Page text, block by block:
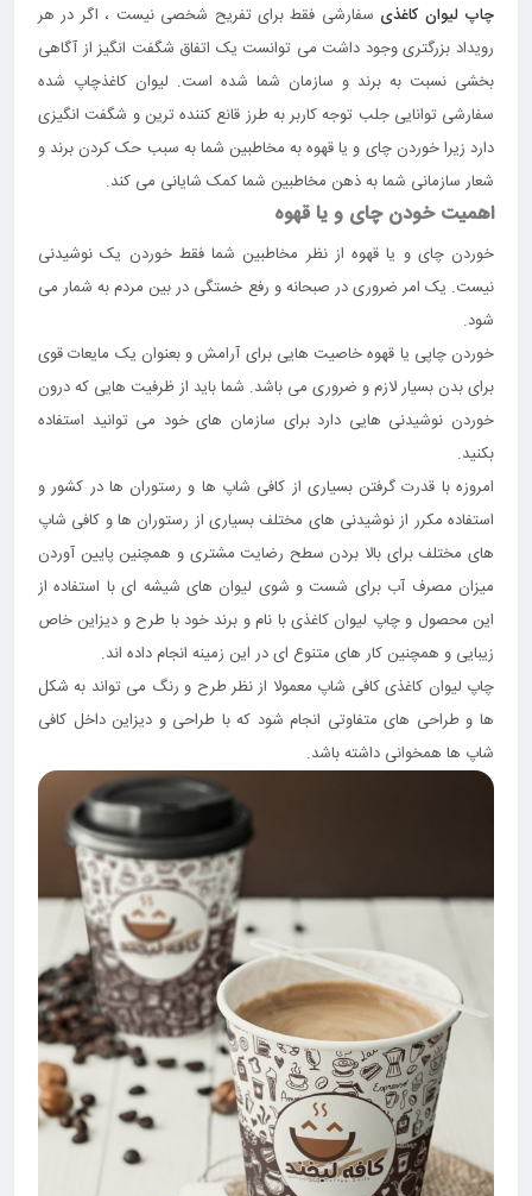
چاپ لیوان کاغذی سفارشی فقط برای تفریح شخصی نیست ، اگر در هر
رویداد بزرگتری وجود داشت می توانست یک اتفاق شگفت انگیز از آگاهی
بخشی نسبت به برند و سازمان شما شده است. لیوان کاغذچاپ شده
سفارشی توانایی جلب توجه کاربر به طرز قانع کننده ترین و شگفت انگیزی
دارد زیرا خوردن چای و یا قهوه به مخاطبین شما به سبب حک کردن برند و
شعار سازمانی شما به ذهن مخاطبین شما کمک شایانی می کند.
اهمیت خودن چای و یا قهوه
خوردن چای و یا قهوه از نظر مخاطبین شما فقط خوردن یک نوشیدنی
نیست. یک امر ضروری در صبحانه و رفع خستگی در بین مردم به شمار می
شود.
خوردن چاپی یا قهوه خاصیت هایی برای آرامش و بعنوان یک مایعات قوی
برای بدن بسیار لازم و ضروری می باشد. شما باید از ظرفیت هایی که درون
خوردن نوشیدنی هایی دارد برای سازمان های خود می توانید استفاده
بکنید.
امروزه با قدرت گرفتن بسیاری از کافی شاپ ها و رستوران ها در کشور و
استفاده مکرر از نوشیدنی های مختلف بسیاری از رستوران ها و کافی شاپ
های مختلف برای بالا بردن سطح رضایت مشتری و همچنین پایین آوردن
میزان مصرف آب برای شست و شوی لیوان های شیشه ای با استفاده از
این محصول و چاپ لیوان کاغذی با نام و برند خود با طرح و دیزاین خاص
زیبایی و همچنین کار های متنوع ای در این زمینه انجام داده اند.
چاپ لیوان کاغذی کافی شاپ معمولا از نظر طرح و رنگ می تواند به شکل
ها و طراحی های متفاوتی انجام شود که با طراحی و دیزاین داخل کافی
شاپ ها همخوانی داشته باشد.